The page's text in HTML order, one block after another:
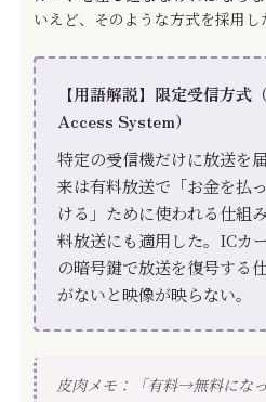
いえど、そのような方式を採用し
【用語解説】限定受信方
Access System）
特定の受信機だけに放送を
来は有料放送で「お金を払
ける」ために使われる仕組
料放送にも適用した。ICカ
の暗号鍵で放送を復号する
がないと映像が映らない。
皮肉メモ：「有料→無料にな